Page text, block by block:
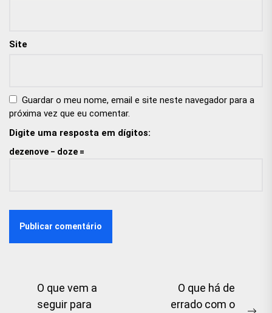
Site
Guardar o meu nome, email e site neste navegador para a
próxima vez que eu comentar.
Digite uma resposta em dígitos:
dezenove − doze =
Navegação
O que vem a
seguir para
O que há de
errado com o